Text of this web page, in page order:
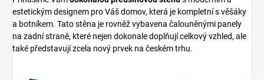
estetickým designem pro Váš domov, která je kompletní s věšáky
a botníkem. Tato stěna je rovněž vybavena čalouněnými panely
na zadní straně, které nejen dokonale doplňují celkový vzhled, ale
také představují zcela nový prvek na českém trhu.